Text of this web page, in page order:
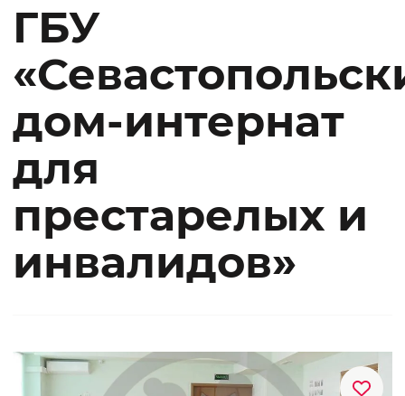
ГБУ
дом-интернат
для
престарелых и
инвалидов»